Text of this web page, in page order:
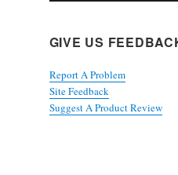
GIVE US
Report A Problem
Site Feedback
Suggest A Product Review